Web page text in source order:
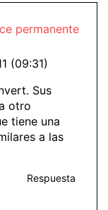
permanente
(09:31)
Sus
otro
tiene una
a las
Respuesta